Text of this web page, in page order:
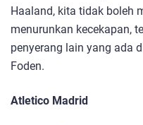
Haaland, kita tidak boleh
menurunkan kecekapan,
penyerang lain yang ada
Foden.
Atletico Madrid